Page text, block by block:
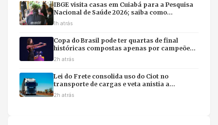
IBGE visita casas em Cuiabá para a Pesquisa
Nacional de Saúde 2026; saiba como
identificar entrevistadores
1h atrás
Copa do Brasil pode ter quartas de final
históricas compostas apenas por campeões
do torneio
2h atrás
Lei do Frete consolida uso do Ciot no
transporte de cargas e veta anistia a
manifestantes em rodovias
2h atrás